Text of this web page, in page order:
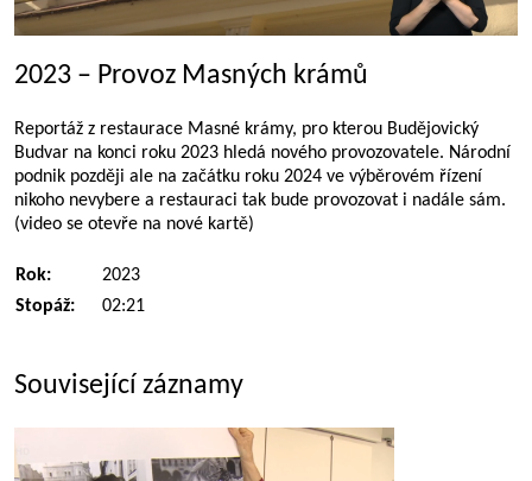
2023 – Provoz Masných krámů
Reportáž z restaurace Masné krámy, pro kterou Budějovický
Budvar na konci roku 2023 hledá nového provozovatele. Národní
podnik později ale na začátku roku 2024 ve výběrovém řízení
nikoho nevybere a restauraci tak bude provozovat i nadále sám.
(video se otevře na nové kartě)
Rok:
2023
Stopáž:
02:21
Související záznamy